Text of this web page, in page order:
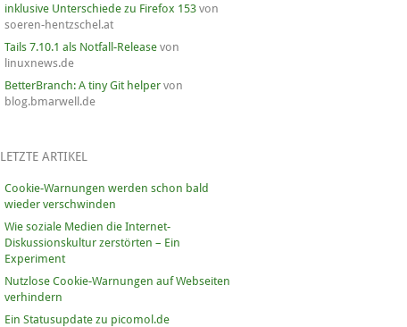
inklusive Unterschiede zu Firefox 153 von
soeren-hentzschel.at
Tails 7.10.1 als Notfall-Release von
linuxnews.de
BetterBranch: A tiny Git helper von
blog.bmarwell.de
LETZTE ARTIKEL
Cookie-Warnungen werden schon bald
wieder verschwinden
Wie soziale Medien die Internet-
Diskussionskultur zerstörten – Ein
Experiment
Nutzlose Cookie-Warnungen auf Webseiten
verhindern
Ein Statusupdate zu picomol.de